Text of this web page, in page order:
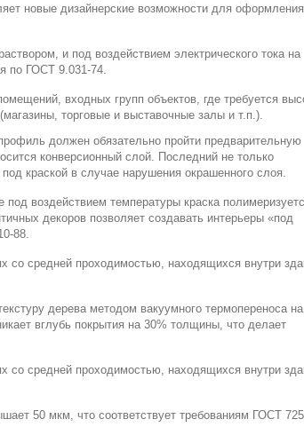
новые дизайнерские возможности для оформления
и под воздействием электрического тока на
по ГОСТ 9.031-74.
входных групп объектов, где требуется
торговые и выставочные залы и т.п.).
должен обязательно пройти предварительную
конверсионный слой. Последний не только
краской в случае нарушения окрашенного слоя.
воздействием температуры краска
декоров позволяет создавать интерьеры «под
88.
со средней проходимостью, находящихся внутри
дерева методом вакуумного термопереноса на
вглубь покрытия на 30% толщины, что делает
со средней проходимостью, находящихся внутри
50 мкм, что соответствует требованиям ГОСТ